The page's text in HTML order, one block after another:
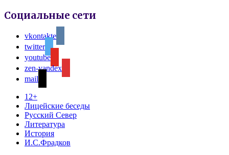
Социальные сети
vkontakte
twitter
youtube
zen-yandex
mail
12+
Лицейские беседы
Русский Север
Литература
История
И.С.Фрадков